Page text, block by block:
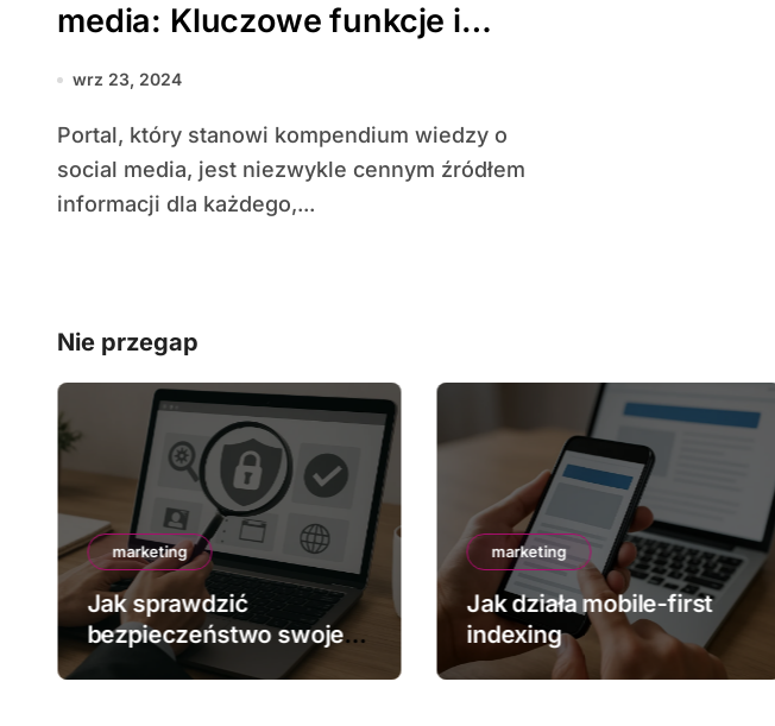
media: Kluczowe funkcje i
znaczenie w edukacji
wrz 23, 2024
Portal, który stanowi kompendium wiedzy o
social media, jest niezwykle cennym źródłem
informacji dla każdego,...
Nie przegap
marketing
Jak sprawdzić
bezpieczeństwo swojej
strony
marketing
Jak działa mobile-first
indexing